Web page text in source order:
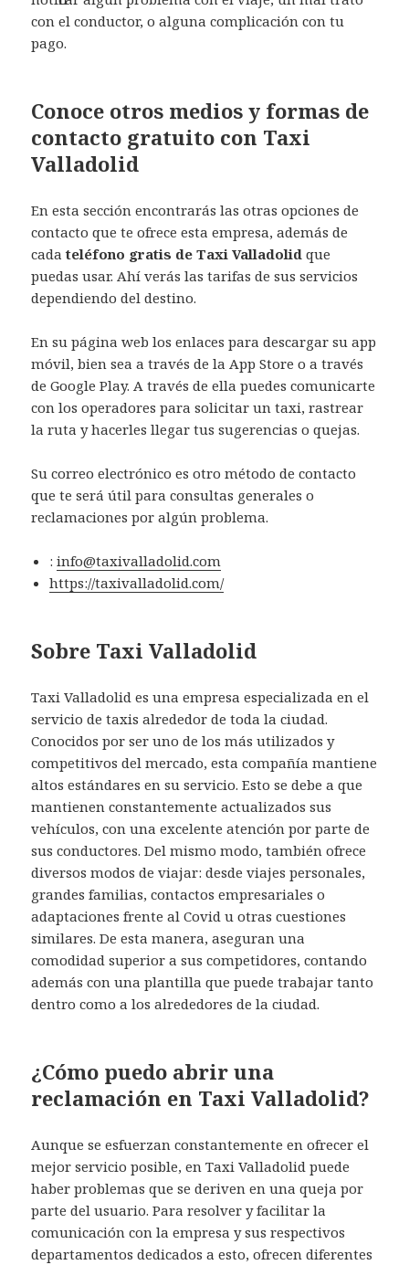
con el conductor, o alguna complicación con tu
pago.
Conoce otros medios y formas de
contacto gratuito con Taxi
Valladolid
En esta sección encontrarás las otras opciones de
contacto que te ofrece esta empresa, además de
cadateléfono gratis de Taxi Valladolidque
puedas usar. Ahí verás las tarifas de sus servicios
dependiendo del destino.
En su página web los enlaces para descargar su app
móvil, bien sea a través de la App Store o a través
de Google Play. A través de ella puedes comunicarte
con los operadores para solicitar un taxi, rastrear
la ruta y hacerles llegar tus sugerencias o quejas.
Su correo electrónico es otro método de contacto
que te será útil para consultas generales o
reclamaciones por algún problema.
:info@taxivalladolid.com
https://taxivalladolid.com/
Sobre Taxi Valladolid
Taxi Valladolid es una empresa especializada en el
servicio de taxis alrededor de toda la ciudad.
Conocidos por ser uno de los más utilizados y
competitivos del mercado, esta compañía mantiene
altos estándares en su servicio. Esto se debe a que
mantienen constantemente actualizados sus
vehículos, con una excelente atención por parte de
sus conductores. Del mismo modo, también ofrece
diversos modos de viajar: desde viajes personales,
grandes familias, contactos empresariales o
adaptaciones frente al Covid u otras cuestiones
similares. De esta manera, aseguran una
comodidad superior a sus competidores, contando
además con una plantilla que puede trabajar tanto
dentro como a los alrededores de la ciudad.
¿Cómo puedo abrir una
reclamación en Taxi Valladolid?
Aunque se esfuerzan constantemente en ofrecer el
mejor servicio posible, en Taxi Valladolid puede
haber problemas que se deriven en una queja por
parte del usuario. Para resolver y facilitar la
comunicación con la empresa y sus respectivos
departamentos dedicados a esto, ofrecen diferentes